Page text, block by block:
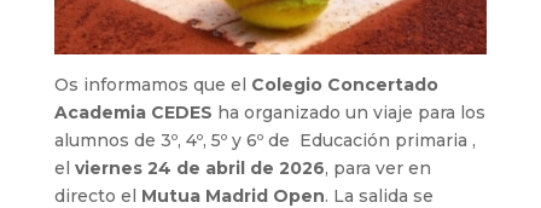
Os informamos que el Colegio Concertado
Academia CEDES ha organizado un viaje para los
alumnos de 3º, 4º, 5º y 6º de Educación primaria ,
el viernes 24 de abril de 2026, para ver en
directo el Mutua Madrid Open. La salida se